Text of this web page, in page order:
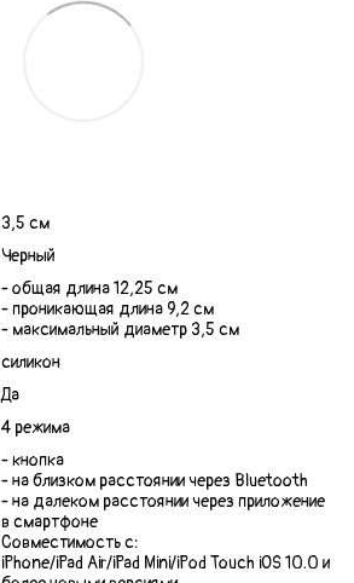
3,5 см
Черный
- общая длина 12,25 см
- проникающая длина 9,2 см
- максимальный диаметр 3,5 см
силикон
Да
4 режима
- кнопка
- на близком расстоянии через Bluetooth
- на далеком расстоянии через приложение
в смартфоне
Совместимость c:
iPhone/iPad Air/iPad Mini/iPod Touch iOS 10.0 и